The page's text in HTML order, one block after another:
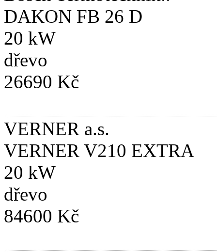
DAKON FB 26 D
20 kW
dřevo
26690 Kč
VERNER a.s.
VERNER V210 EXTRA
20 kW
dřevo
84600 Kč